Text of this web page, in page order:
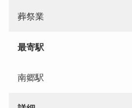
葬祭業
最寄駅
南郷駅